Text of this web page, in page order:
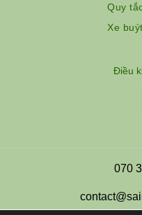
Quy
Xe
Điều
070